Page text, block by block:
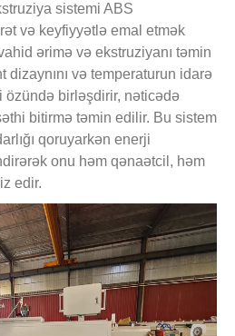
sistemi ABS
və keyfiyyətlə emal etmək
ərimə və ekstruziyanı təmin
dizaynını və temperaturun idarə
birləşdirir, nəticədə
bitirmə təmin edilir. Bu sistem
qoruyarkən enerji
onu həm qənaətcil, həm
edir.